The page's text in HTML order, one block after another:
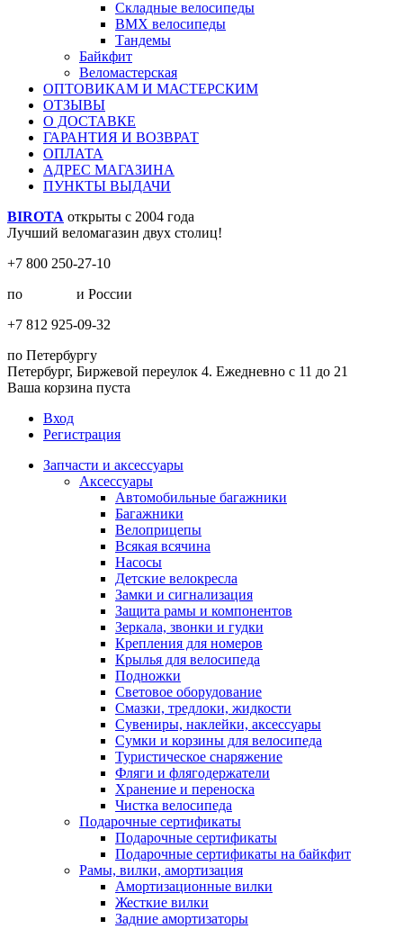
Складные велосипеды
BMX велосипеды
Тандемы
Байкфит
Веломастерская
ОПТОВИКАМ И МАСТЕРСКИМ
ОТЗЫВЫ
О ДОСТАВКЕ
ГАРАНТИЯ И ВОЗВРАТ
ОПЛАТА
АДРЕС МАГАЗИНА
ПУНКТЫ ВЫДАЧИ
BIROTA открыты с 2004 года
Лучший веломагазин двух столиц!
+7 800 250-27-10
по
и России
+7 812 925-09-32
по Петербургу
Петербург, Биржевой переулок 4. Ежедневно с 11 до 21
Ваша корзина пуста
Вход
Регистрация
Запчасти и аксессуары
Аксессуары
Автомобильные багажники
Багажники
Велоприцепы
Всякая всячина
Насосы
Детские велокресла
Замки и сигнализация
Защита рамы и компонентов
Зеркала, звонки и гудки
Крепления для номеров
Крылья для велосипеда
Подножки
Световое оборудование
Смазки, тредлоки, жидкости
Сувениры, наклейки, аксессуары
Сумки и корзины для велосипеда
Туристическое снаряжение
Фляги и флягодержатели
Хранение и переноска
Чистка велосипеда
Подарочные сертификаты
Подарочные сертификаты
Подарочные сертификаты на байкфит
Рамы, вилки, амортизация
Амортизационные вилки
Жесткие вилки
Задние амортизаторы